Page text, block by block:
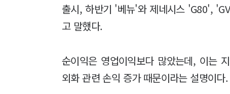
출시, 하반기 '베뉴'와 제네시스 'G80',
고 말했다.
순이익은 영업이익보다 많았는데, 이는
외화 관련 손익 증가 때문이라는 설명이다.